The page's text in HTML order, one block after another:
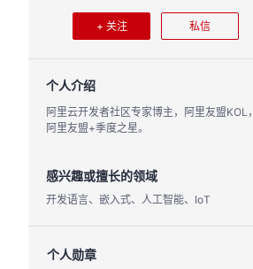
+ 关注 私信
个人介绍
阿里云开发者社区专家博主，阿里友盟KOL，
阿里友盟+季度之星。
感兴趣或擅长的领域
开发语言、嵌入式、人工智能、IoT
个人勋章